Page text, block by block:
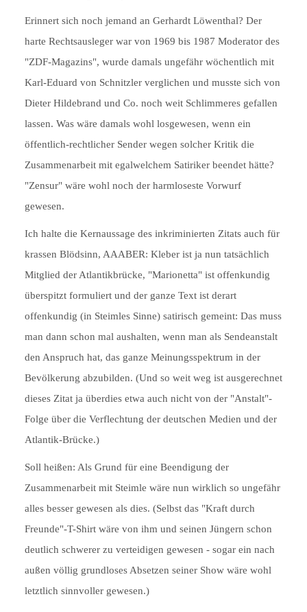
Erinnert sich noch jemand an Gerhardt Löwenthal? Der
harte Rechtsausleger war von 1969 bis 1987 Moderator des
"ZDF-Magazins", wurde damals ungefähr wöchentlich mit
Karl-Eduard von Schnitzler verglichen und musste sich von
Dieter Hildebrand und Co. noch weit Schlimmeres gefallen
lassen. Was wäre damals wohl losgewesen, wenn ein
öffentlich-rechtlicher Sender wegen solcher Kritik die
Zusammenarbeit mit egalwelchem Satiriker beendet hätte?
"Zensur" wäre wohl noch der harmloseste Vorwurf
gewesen.
Ich halte die Kernaussage des inkriminierten Zitats auch für
krassen Blödsinn, AAABER: Kleber ist ja nun tatsächlich
Mitglied der Atlantikbrücke, "Marionetta" ist offenkundig
überspitzt formuliert und der ganze Text ist derart
offenkundig (in Steimles Sinne) satirisch gemeint: Das muss
man dann schon mal aushalten, wenn man als Sendeanstalt
den Anspruch hat, das ganze Meinungsspektrum in der
Bevölkerung abzubilden. (Und so weit weg ist ausgerechnet
dieses Zitat ja überdies etwa auch nicht von der "Anstalt"-
Folge über die Verflechtung der deutschen Medien und der
Atlantik-Brücke.)
Soll heißen: Als Grund für eine Beendigung der
Zusammenarbeit mit Steimle wäre nun wirklich so ungefähr
alles besser gewesen als dies. (Selbst das "Kraft durch
Freunde"-T-Shirt wäre von ihm und seinen Jüngern schon
deutlich schwerer zu verteidigen gewesen - sogar ein nach
außen völlig grundloses Absetzen seiner Show wäre wohl
letztlich sinnvoller gewesen.)